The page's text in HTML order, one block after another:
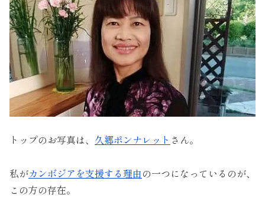
トップのお写真は、 久郷ポンナレット さん。
私がカンボジアを支援する理由の一つになっているのが、
この方の存在。